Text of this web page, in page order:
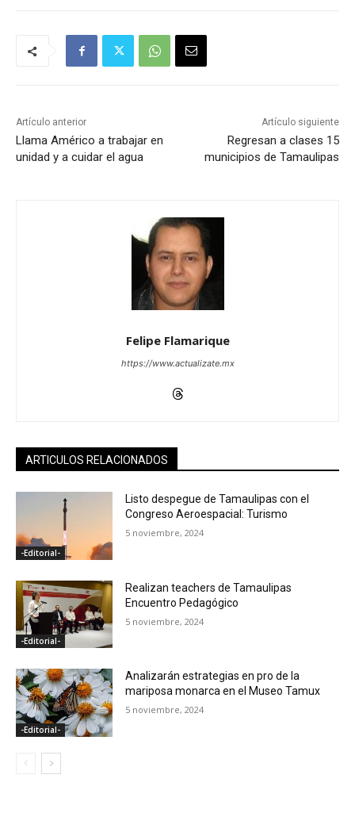
Artículo anterior
Llama Américo a trabajar en
unidad y a cuidar el agua
Artículo siguiente
Regresan a clases 15
municipios de Tamaulipas
Felipe Flamarique
https://www.actualizate.mx
ARTICULOS RELACIONADOS
-Editorial-
Listo despegue de Tamaulipas con el
Congreso Aeroespacial: Turismo
5 noviembre, 2024
-Editorial-
Realizan teachers de Tamaulipas
Encuentro Pedagógico
5 noviembre, 2024
-Editorial-
Analizarán estrategias en pro de la
mariposa monarca en el Museo Tamux
5 noviembre, 2024